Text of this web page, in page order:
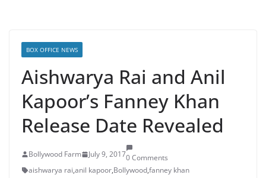
BOX OFFICE NEWS
Aishwarya Rai and Anil
Kapoor’s Fanney Khan
Release Date Revealed
Bollywood Farm July 9, 20170 Comments
aishwarya rai,anil kapoor,Bollywood,fanney khan